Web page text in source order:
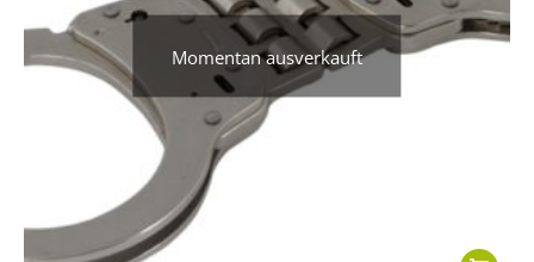
Momentan ausverkauft